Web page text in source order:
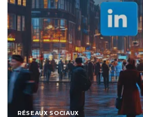
RÉSEAUX SOCIAUX